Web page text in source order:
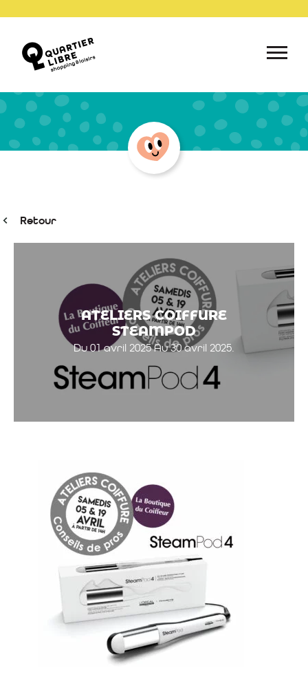
Retour
ATELIERS COIFFURE
STEAMPOD
Du 01 avril 2025 Au 30 avril 2025.